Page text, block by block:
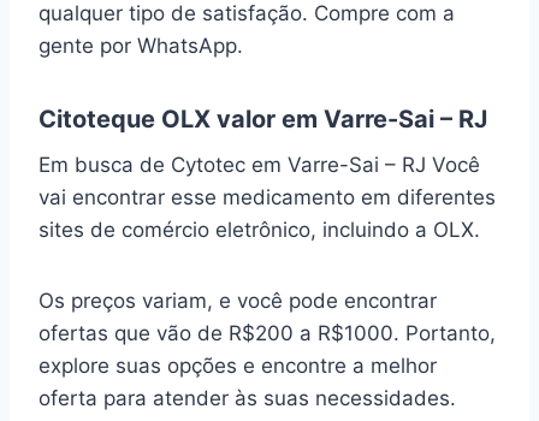
qualquer tipo de satisfação. Compre com a
gente por WhatsApp.
Citoteque OLX valor em Varre-Sai – RJ
Em busca de Cytotec em Varre-Sai – RJ Você
vai encontrar esse medicamento em diferentes
sites de comércio eletrônico, incluindo a OLX.
Os preços variam, e você pode encontrar
ofertas que vão de R$200 a R$1000. Portanto,
explore suas opções e encontre a melhor
oferta para atender às suas necessidades.